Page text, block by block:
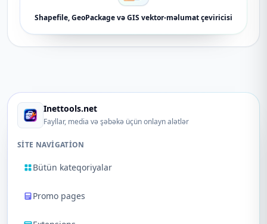
Shapefile, GeoPackage və GIS vektor-məlumat çeviricisi
Inettools.net
Fayllar, media və şəbəkə üçün onlayn alətlər
SITE NAVIGATION
Bütün kateqoriyalar
Promo pages